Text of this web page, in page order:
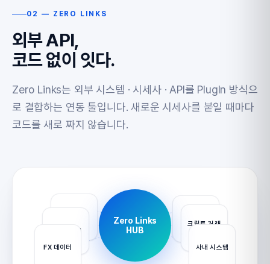
02 — ZERO LINKS
외부 API,
코드 없이 잇다.
Zero Links는 외부 시스템 · 시세사 · API를 PlugIn 방식으
로 결합하는 연동 툴입니다. 새로운 시세사를 붙일 때마다
코드를 새로 짜지 않습니다.
뉴스 Feed
크립토 거래
FX 데이터
사내 시스템
Zero Links
HUB